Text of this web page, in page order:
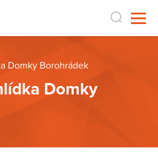
Domky Borohrádek
Domky